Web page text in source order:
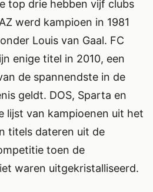
top drie hebben vijf clubs
werd kampioen in 1981
Louis van Gaal. FC
enige titel in 2010, een
de spannendste in de
geldt. DOS, Sparta en
lijst van kampioenen uit het
titels dateren uit de
toen de
waren uitgekristalliseerd.